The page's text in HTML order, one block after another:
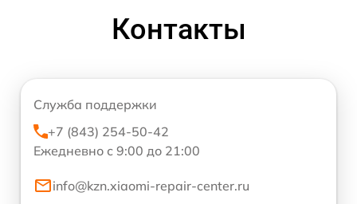
Контакты
Служба поддержки
+7 (843) 254-50-42
Ежедневно с 9:00 до 21:00
info@kzn.xiaomi-repair-center.ru